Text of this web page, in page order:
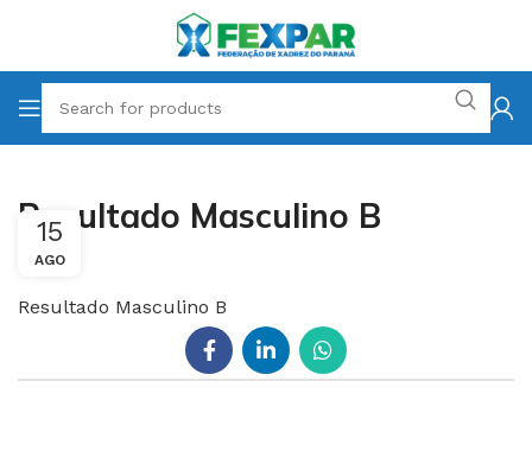
Resultado Masculino B
15
AGO
Resultado Masculino B